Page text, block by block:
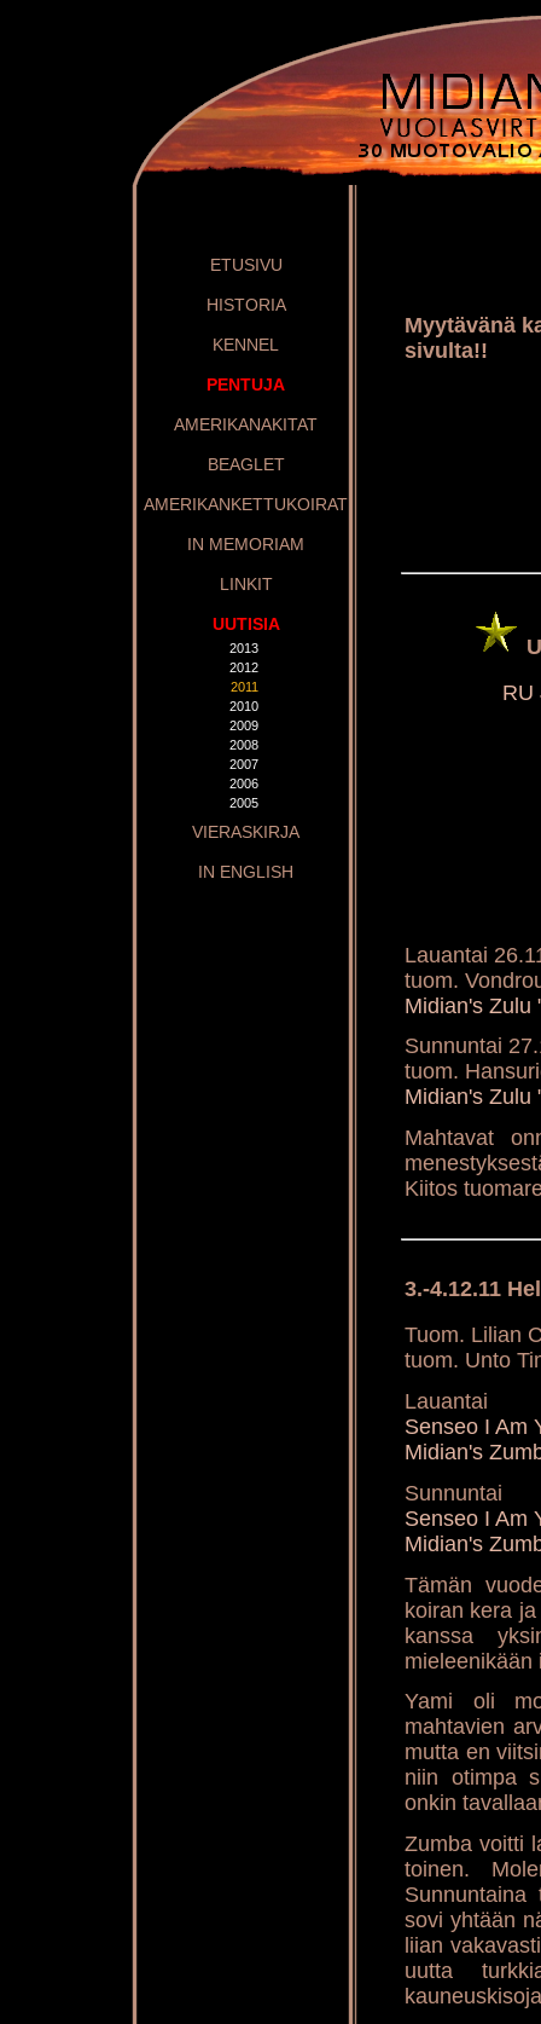
ETUSIVU
HISTORIA
KENNEL
PENTUJA
AMERIKANAKITAT
BEAGLET
AMERIKANKETTUKOIRAT
IN MEMORIAM
LINKIT
UUTISIA
2013
2012
2011
2010
2009
2008
2007
2006
2005
VIERASKIRJA
IN ENGLISH
Myytävänä
sivulta!!
RU
Lauantai
tuom.
Midian's Zulu
Sunnuntai
tuom.
Midian's Zulu
Mahtavat
Kiitos
3.-4.12.11
Tuom. Lilian
tuom. Unto
Lauantai
Senseo I Am
Midian's
Sunnuntai
Senseo I Am
Midian's
Tämän
koiran kera
kanssa
mieleenikään
Yami oli
mahtavien
mutta en
niin otimpa
onkin
Zumba voitti
toinen.
sovi yhtään
liian
uutta